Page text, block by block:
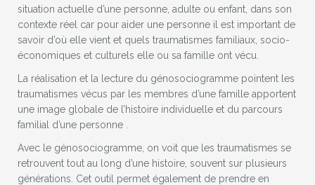
situation actuelle d’une personne, adulte ou enfant, dans son
contexte réel car pour aider une personne il est important de
savoir d’où elle vient et quels traumatismes familiaux, socio-
économiques et culturels elle ou sa famille ont vécu.
La réalisation et la lecture du génosociogramme pointent les
traumatismes vécus par les membres d’une famille apportent
une image globale de l’histoire individuelle et du parcours
familial d’une personne .
Avec le génosociogramme, on voit que les traumatismes se
retrouvent tout au long d’une histoire, souvent sur plusieurs
générations. Cet outil permet également de prendre en